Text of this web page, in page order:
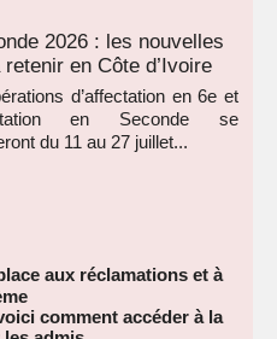
2026 : les nouvelles
en Côte d’Ivoire
d’affectation en 6e et
en Seconde se
du 11 au 27 juillet...
aux réclamations et à
comment accéder à la